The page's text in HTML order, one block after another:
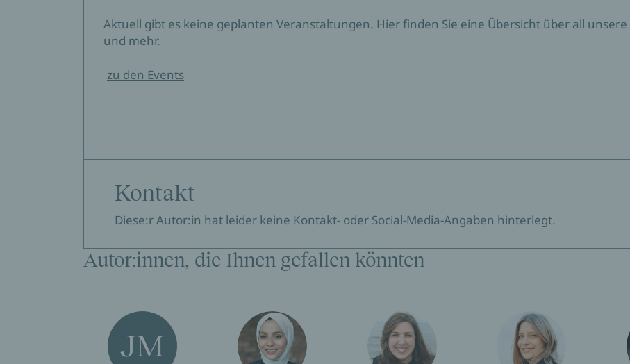
Aktuell gibt es keine geplanten Veranstaltungen. Hier finden Sie eine Übersicht über all
und mehr.
zu den Events
Kontakt
Diese:r Autor:in hat leider keine Kontakt- oder Social-Media-Angaben hinterlegt.
Autor:innen, die Ihnen gefallen könnten
JM